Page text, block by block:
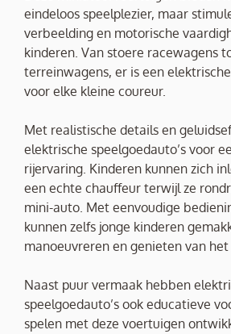
eindeloos speelplezier, maar
verbeelding en motorische
kinderen. Van stoere racewagens
terreinwagens, er is een
voor elke kleine coureur.
Met realistische details en
elektrische speelgoedauto’s voor
rijervaring. Kinderen kunnen zich
een echte chauffeur terwijl ze
mini-auto. Met eenvoudige
kunnen zelfs jonge kinderen
manoeuvreren en genieten van het
Naast puur vermaak hebben
speelgoedauto’s ook educatieve
spelen met deze voertuigen